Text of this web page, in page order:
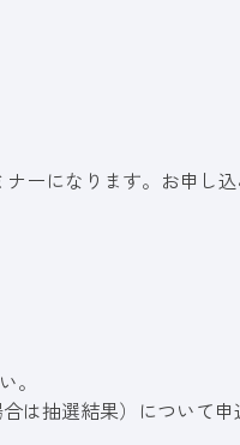
ーになります。お申し
。
は抽選結果）について